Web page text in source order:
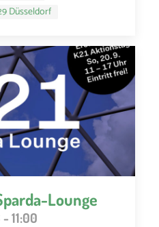
Düsseldorf
Lounge
11:00